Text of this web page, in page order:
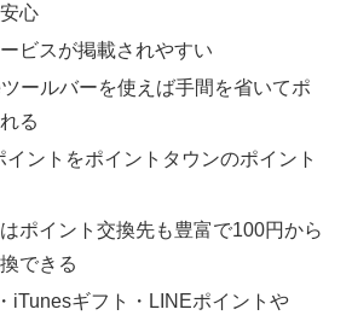
心
ビスが掲載されやすい
ールバーを使えば手間を省いてポ
る
イントをポイントタウンのポイント
ポイント交換先も豊富で100円から
できる
iTunesギフト・LINEポイントや